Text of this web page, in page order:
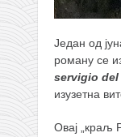
Један од
роману се
servigio del
изузетна
Овај „краљ